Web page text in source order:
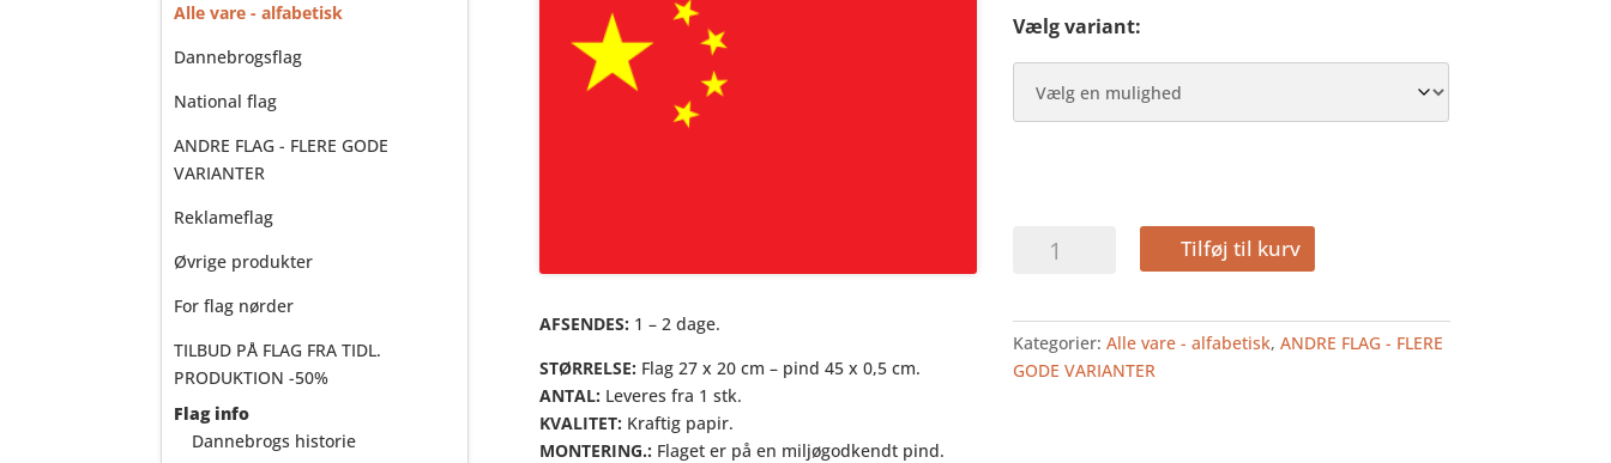
AFSENDES: 1 – 2 dage.
STØRRELSE: Flag 27 x 20 cm – pind 45 x 0,5 cm.
ANTAL: Leveres fra 1 stk.
KVALITET: Kraftig papir.
MONTERING.: Flaget er på en miljøgodkendt pind.
Vælg variant:
I
PAPIR
antal
Tilføj til kurv
Kategorier:Alle vare - alfabetisk,ANDRE FLAG - FLERE
GODE VARIANTER
Alle vare - alfabetisk
Dannebrogsflag
National flag
ANDRE FLAG - FLERE GODE
VARIANTER
Reklameflag
Øvrige produkter
For flag nørder
TILBUD PÅ FLAG FRA TIDL.
PRODUKTION -50%
Flag info
Dannebrogs historie